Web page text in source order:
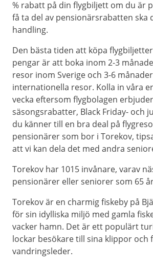
% rabatt på din flygbiljett om du är
få ta del av pensionärsrabatten ska
handling.
Den bästa tiden att köpa
pengar är att boka inom 2-3
resor inom Sverige och 3-6
internationella resor. Kolla in våra
vecka eftersom flygbolagen erbjuder
säsongsrabatter, Black Friday- och
du känner till en bra deal på
pensionärer som bor i Torekov,
att vi kan dela det med andra
Torekov har 1015 invånare, varav
pensionärer eller seniorer som 65
Torekov är en charmig fiskeby på
för sin idylliska miljö med gamla
vacker hamn. Det är ett populärt
lockar besökare till sina klippor och
vandringsleder.